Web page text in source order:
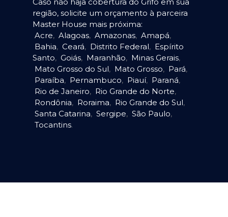
região, solicite um orçamento à parceira
Master House mais próxima:
Acre, Alagoas, Amazonas, Amapá,
Bahia, Ceará, Distrito Federal, Espírito
Santo, Goiás, Maranhão, Minas Gerais,
Mato Grosso do Sul, Mato Grosso, Pará,
Paraíba, Pernambuco, Piauí, Paraná,
Rio de Janeiro, Rio Grande do Norte,
Rondônia, Roraima, Rio Grande do Sul,
Santa Catarina, Sergipe, São Paulo,
Tocantins.